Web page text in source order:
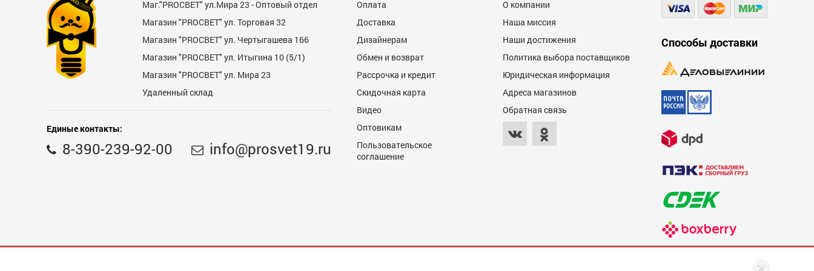
Маг."PROСВЕТ" ул.Мира 23 - Оптовый отдел
Магазин "PROСВЕТ" ул. Торговая 32
Магазин "PROCBET" ул. Чертыгашева 166
Магазин "PROCBET" ул. Итыгина 10 (5/1)
Магазин "PROСВЕТ" ул. Мира 23
Удаленный склад
Единые контакты:
8-390-239-92-00 info@prosvet19.ru
Оплата
Доставка
Дизайнерам
Обмен и возврат
Рассрочка и кредит
Скидочная карта
Видео
Оптовикам
Пользовательское
соглашение
О компании
Наша миссия
Наши достижения
Политика выбора поставщиков
Юридическая информация
Адреса магазинов
Обратная связь
Способы доставки